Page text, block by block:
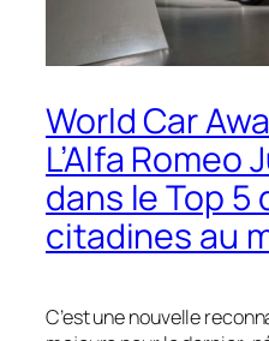
World Car
L’Alfa Romeo
dans le Top 5
citadines au
C’est une nouvelle